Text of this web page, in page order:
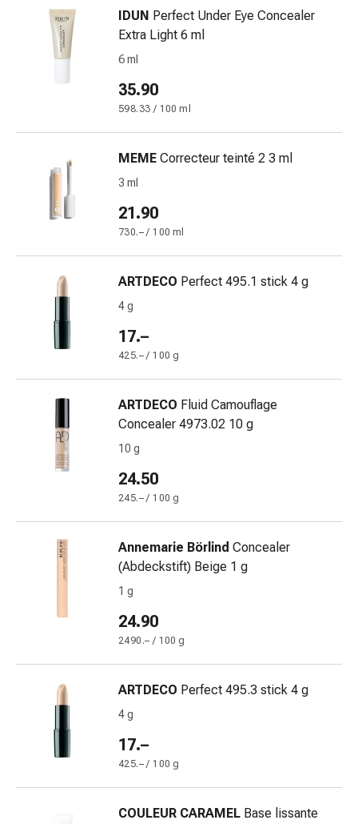
Disturbi
cardiaco
Disturbi
della
della
concentrazione
Allergie
e
da
fieno
pelle
Naso
Emorroidi
Bruciore
stomaco
Nausea
vomito
Digestione,
gonfiore
Costipazione
Trattamento
medico
della
Eczema
prurito
verruche
IDUN Perfect Under Eye Concealer
Extra Light 6 ml
6 ml
35.90
598.33 / 100 ml
MEME Correcteur teinté 2 3 ml
3 ml
21.90
730.– / 100 ml
ARTDECO Perfect 495.1 stick 4 g
4 g
17.–
425.– / 100 g
ARTDECO Fluid Camouflage
Concealer 4973.02 10 g
10 g
24.50
245.– / 100 g
Annemarie Börlind Concealer
(Abdeckstift) Beige 1 g
1 g
24.90
2490.– / 100 g
ARTDECO Perfect 495.3 stick 4 g
4 g
17.–
425.– / 100 g
COULEUR CARAMEL Base lissante